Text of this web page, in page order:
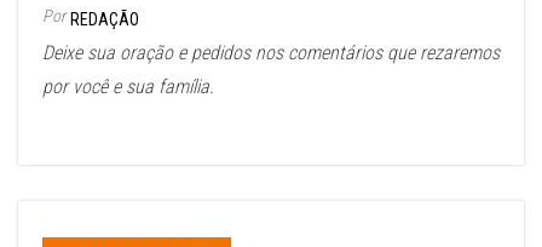
Por REDAÇÃO
Deixe sua oração e pedidos nos comentários que rezaremos
por você e sua família.